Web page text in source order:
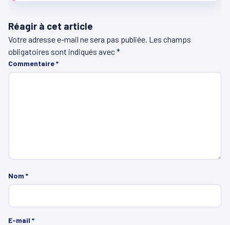
Réagir à cet article
Votre adresse e-mail ne sera pas publiée. Les champs
obligatoires sont indiqués avec*
Commentaire*
Nom *
E-mail *